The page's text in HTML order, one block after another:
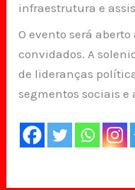
infraestrutura e
O evento será
convidados. A
de lideranças
segmentos sociais e